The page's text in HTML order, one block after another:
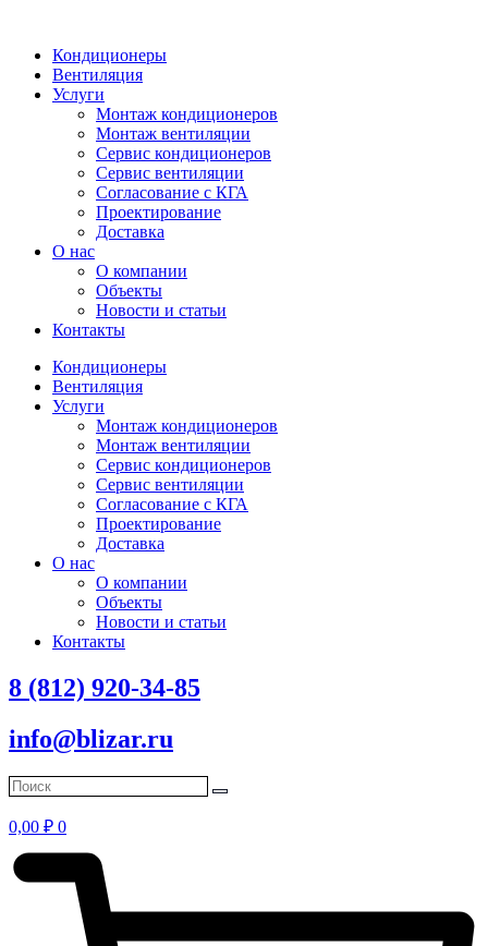
Кондиционеры
Вентиляция
Услуги
Монтаж кондиционеров
Монтаж вентиляции
Сервис кондиционеров
Сервис вентиляции
Согласование с КГА
Проектирование
Доставка
О нас
О компании
Объекты
Новости и статьи
Контакты
Кондиционеры
Вентиляция
Услуги
Монтаж кондиционеров
Монтаж вентиляции
Сервис кондиционеров
Сервис вентиляции
Согласование с КГА
Проектирование
Доставка
О нас
О компании
Объекты
Новости и статьи
Контакты
8 (812) 920-34-85
info@blizar.ru
0,00 ₽ 0